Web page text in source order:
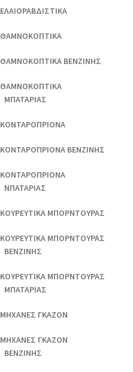
ΕΛΑΙΟΡΑΒΔΙΣΤΙΚΑ
ΘAΜΝΟΚΟΠΤΙΚΑ
ΘAΜΝΟΚΟΠΤΙΚΑ ΒΕΝΖΙΝΗΣ
ΘAΜΝΟΚΟΠΤΙΚΑ
ΜΠΑΤΑΡΙΑΣ
ΚΟΝΤΑΡΟΠΡΙΟΝΑ
ΚΟΝΤΑΡΟΠΡΙΟΝΑ ΒΕΝΖΙΝΗΣ
ΚΟΝΤΑΡΟΠΡΙΟΝΑ
ΝΠΑΤΑΡΙΑΣ
ΚΟΥΡΕΥΤΙΚΑ ΜΠΟΡΝΤΟΥΡΑΣ
ΚΟΥΡΕΥΤΙΚΑ ΜΠΟΡΝΤΟΥΡΑΣ
ΒΕΝΖΙΝΗΣ
ΚΟΥΡΕΥΤΙΚΑ ΜΠΟΡΝΤΟΥΡΑΣ
ΜΠΑΤΑΡΙΑΣ
ΜΗΧΑΝΕΣ ΓΚΑΖΟΝ
ΜΗΧΑΝΕΣ ΓΚΑΖΟΝ
ΒΕΝΖΙΝΗΣ